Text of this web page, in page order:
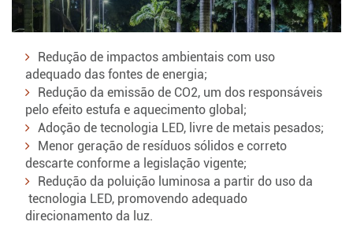
Redução de impactos ambientais com uso
adequado das fontes de energia;
Redução da emissão de CO2, um dos responsáveis
pelo efeito estufa e aquecimento global;
Adoção de tecnologia LED, livre de metais pesados;
Menor geração de resíduos sólidos e correto
descarte conforme a legislação vigente;
Redução da poluição luminosa a partir do uso da
tecnologia LED, promovendo adequado
direcionamento da luz.